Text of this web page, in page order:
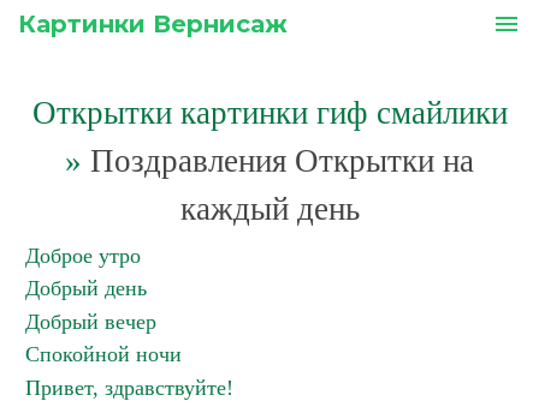
Картинки Вернисаж menu
Открытки картинки гиф смайлики
» Поздравления Открытки на
каждый день
Доброе утро
Добрый день
Добрый вечер
Спокойной ночи
Привет, здравствуйте!